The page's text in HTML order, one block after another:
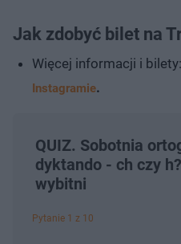
Jak zdobyć bilet na
Więcej informacji i bilety:
Instagramie.
QUIZ. Sobotnia
dyktando - ch czy
wybitni
Pytanie 1 z 10